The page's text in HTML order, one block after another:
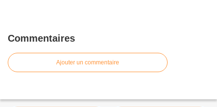
Commentaires
Ajouter un commentaire